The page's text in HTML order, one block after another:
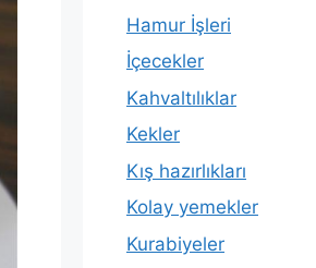
Hamur İşleri
İçecekler
Kahvaltılıklar
Kekler
Kış hazırlıkları
Kolay yemekler
Kurabiyeler